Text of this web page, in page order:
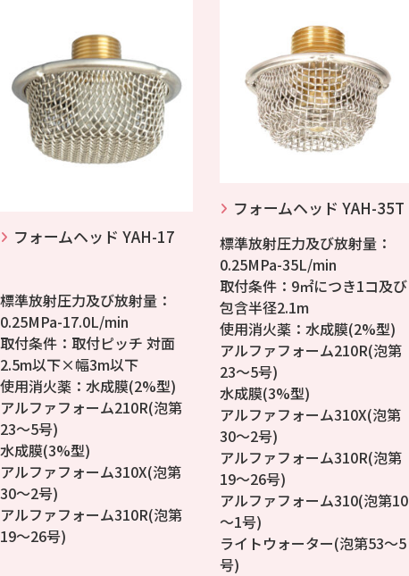
フォームヘッド YAH-17
標準放射圧力及び放射量：
0.25MPa-17.0L/min
取付条件：取付ピッチ 対面
2.5m以下×幅3m以下
使用消火薬：水成膜(2%型)
アルファフォーム210R(泡第
23～5号)
水成膜(3%型)
アルファフォーム310X(泡第
30～2号)
アルファフォーム310R(泡第
19～26号)
フォームヘッド YAH-35T
標準放射圧力及び放射量：
0.25MPa-35L/min
取付条件：9㎡につき1コ及び
包含半径2.1m
使用消火薬：水成膜(2%型)
アルファフォーム210R(泡第
23～5号)
水成膜(3%型)
アルファフォーム310X(泡第
30～2号)
アルファフォーム310R(泡第
19～26号)
アルファフォーム310(泡第10
～1号)
ライトウォーター(泡第53～5
号)